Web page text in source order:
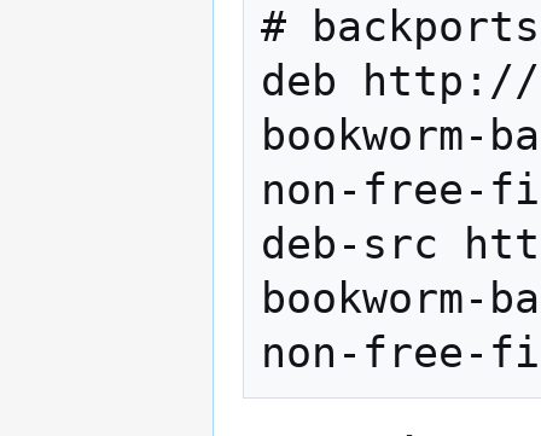
#
deb http://
non-free-
deb-src